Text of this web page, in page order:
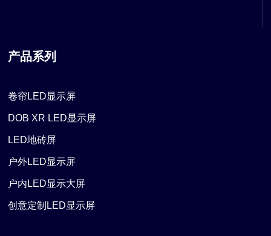
产品系列
卷帘LED显示屏
DOB XR LED显示屏
LED地砖屏
户外LED显示屏
户内LED显示大屏
创意定制LED显示屏